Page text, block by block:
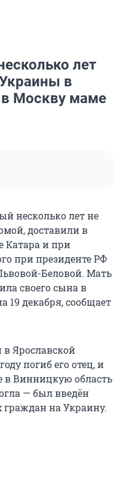
лет
в
Москву маме
несколько лет не
доставили в
Катара и при
при президенте РФ
Беловой. Мать
своего сына в
19 декабря, сообщает
Ярославской
погиб его отец, и
в Винницкую область
— был введён
граждан на Украину.